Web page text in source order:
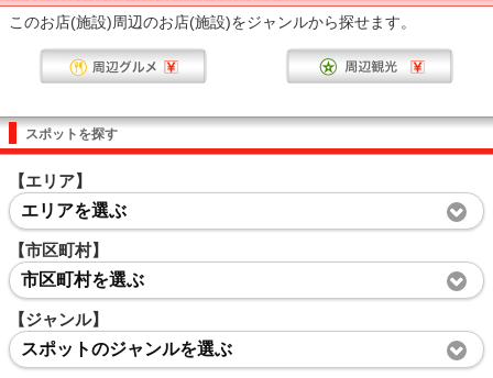
このお店(施設)周辺のお店(施設)をジャンルから探せます。
スポットを探す
【エリア】
エリアを選ぶ
【市区町村】
市区町村を選ぶ
【ジャンル】
スポットのジャンルを選ぶ